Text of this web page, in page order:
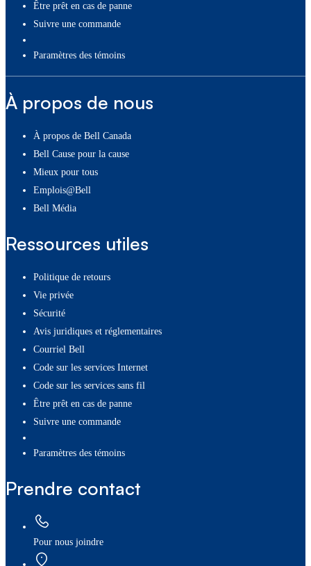
Être prêt en cas de panne
Suivre une commande
paramètres des témoins
À propos de nous
À propos de Bell Canada
Bell Cause pour la cause
Mieux pour tous
Emplois@Bell
Bell Média
Ressources utiles
Politique de retours
Vie privée
Sécurité
Avis juridiques et réglementaires
Courriel Bell
Code sur les services Internet
Code sur les services sans fil
Être prêt en cas de panne
Suivre une commande
paramètres des témoins
Prendre contact
Pour nous joindre